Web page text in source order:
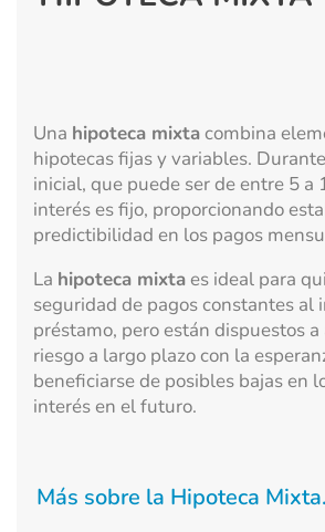
Una hipoteca mixtacombina
hipotecas fijas y variables.
inicial, que puede ser de entre 5 a
interés es fijo, proporcionando
predictibilidad en los pagos
La hipoteca mixta es ideal para
seguridad de pagos constantes al
préstamo, pero están dispuestos
riesgo a largo plazo con la
beneficiarse de posibles bajas en
interés en el futuro.
Más sobre la Hipoteca